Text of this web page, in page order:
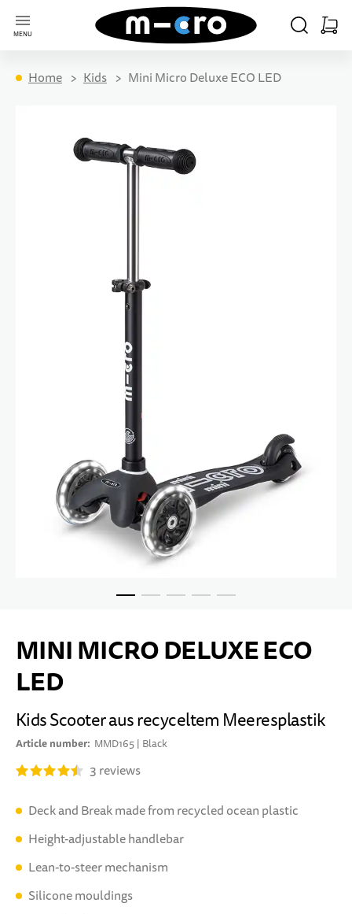
MENU
Go to Home Page
SEARCHCART
Home Kids Mini Micro Deluxe ECO LED
MINI MICRO DELUXE ECO
LED
Kids Scooter aus recyceltem Meeresplastik
Article number MMD165 | Black
3 reviews
Deck and Break made from recycled ocean plastic
Height-adjustable handlebar
Lean-to-steer mechanism
Silicone mouldings